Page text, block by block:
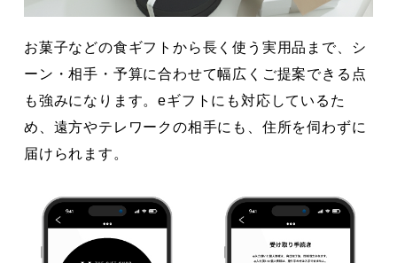
お菓子などの食ギフトから長く使う実用品まで、シ
ーン・相手・予算に合わせて幅広くご提案できる点
も強みになります。eギフトにも対応しているた
め、遠方やテレワークの相手にも、住所を伺わずに
届けられます。